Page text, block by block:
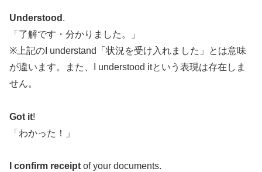
Understood .
「了解です・分かりました。」
※上記のI understand「状況を受け入れました」とは意味
が違います。また、I understood itという表現は存在しま
せん。
Got it!
「わかった！」
I confirm receipt of your documents.